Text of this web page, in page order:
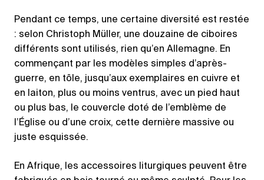
Pendant ce temps, une certaine diversité est restée
: selon Christoph Müller, une douzaine de ciboires
différents sont utilisés, rien qu’en Allemagne. En
commençant par les modèles simples d’après-
guerre, en tôle, jusqu’aux exemplaires en cuivre et
en laiton, plus ou moins ventrus, avec un pied haut
ou plus bas, le couvercle doté de l’emblème de
l’Église ou d’une croix, cette dernière massive ou
juste esquissée.
En Afrique, les accessoires liturgiques peuvent être